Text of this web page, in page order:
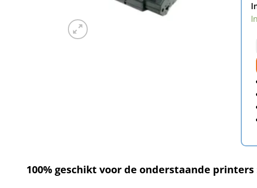
100% geschikt voor de onderstaande printers